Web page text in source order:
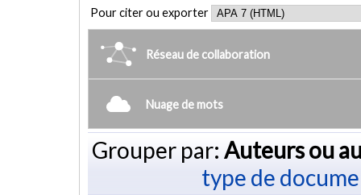
Pour citer ou exporter
Réseau de collaboration
Nuage de mots
Grouper par: Auteurs ou
type de